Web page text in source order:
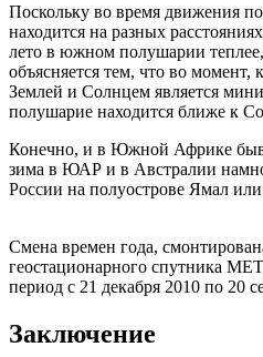
Поскольку во время движения
находится на разных
лето в южном полушарии
объясняется тем, что во момент,
Землей и Солнцем является
полушарие находится ближе к
Конечно, и в Южной Африке
зима в ЮАР и в Австралии
России на полуострове Ямал
Смена времен года,
геостационарного спутника
период с 21 декабря 2010 по 20
Заключение